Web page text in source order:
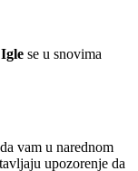
Igle se u snovima
vam u narednom
upozorenje da